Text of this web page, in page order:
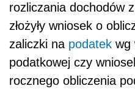
rozliczania dochodów
złożyły wniosek o
zaliczki na podatek wg
podatkowej czy
rocznego obliczenia